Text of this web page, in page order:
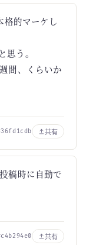
的マーケし
思う。
間、くらいか
共有
稿時に自動で
共有